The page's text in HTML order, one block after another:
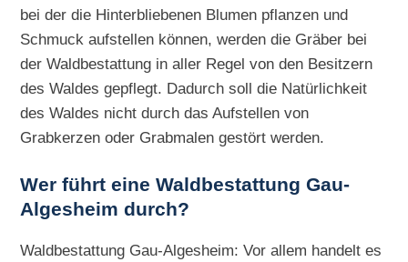
bei der die Hinterbliebenen Blumen pflanzen und
Schmuck aufstellen können, werden die Gräber bei
der Waldbestattung in aller Regel von den Besitzern
des Waldes gepflegt. Dadurch soll die Natürlichkeit
des Waldes nicht durch das Aufstellen von
Grabkerzen oder Grabmalen gestört werden.
Wer führt eine Waldbestattung Gau-
Algesheim durch?
Waldbestattung Gau-Algesheim: Vor allem handelt es